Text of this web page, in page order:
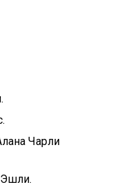
Чарли
Эшли.